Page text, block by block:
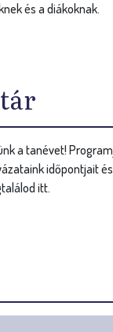
és a diákoknak.
a tanévet!
időpontjait
itt.